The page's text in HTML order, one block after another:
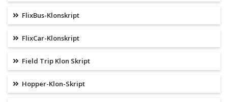
FlixBus-Klonskript
FlixCar-Klonskript
Field Trip Klon Skript
Hopper-Klon-Skript